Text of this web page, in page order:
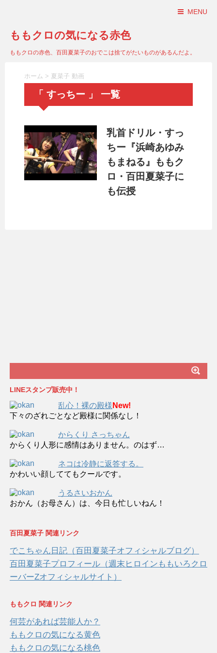
MENU
ももクロの気になる赤色
ももクロの赤色、百田夏菜子のおでこは捨てがたいものがあるんだよ。
ホーム > 夏菜子 動画
「 すっちー 」 一覧
乳首ドリル・すっ
ちー『浜崎あゆみ
もまねる』ももク
ロ・百田夏菜子に
も伝授
LINEスタンプ販売中！
乱心！裸の殿様 New!
下々のざれごとなど殿様に関係なし！
からくり さっちゃん
からくり人形に感情はありません。のはず…
ネコは冷静に返答する。
かわいい顔しててもクールです。
うるさいおかん
おかん（お母さん）は、今日も忙しいねん！
百田夏菜子 関連リンク
でこちゃん日記（百田夏菜子オフィシャルブログ）
百田夏菜子プロフィール（週末ヒロインももいろクロ
ーバーZオフィシャルサイト）
ももクロ 関連リンク
何芸があれば芸能人か？
ももクロの気になる黄色
ももクロの気になる桃色